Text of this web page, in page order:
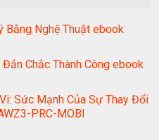
Bằng Nghệ Thuật ebook
Chắc Thành Công ebook
Sức Mạnh Của Sự Thay Đổi
PRC-MOBI